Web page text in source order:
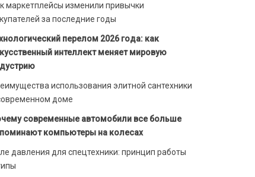
маркетплейсы изменили привычки
за последние годы
перелом 2026 года: как
интеллект меняет мировую
использования элитной сантехники
доме
современные автомобили все больше
компьютеры на колесах
давления для спецтехники: принцип работы